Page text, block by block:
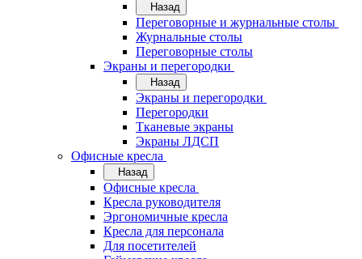
Назад
Переговорные и журнальные столы
Журнальные столы
Переговорные столы
Экраны и перегородки
Назад
Экраны и перегородки
Перегородки
Тканевые экраны
Экраны ЛДСП
Офисные кресла
Назад
Офисные кресла
Кресла руководителя
Эргономичные кресла
Кресла для персонала
Для посетителей